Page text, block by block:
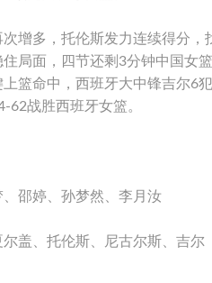
增多，托伦斯发力连续得分
局面，四节还剩3分钟中国女
篮命中，西班牙大中锋吉尔6
62战胜西班牙女篮。
邵婷、孙梦然、李月汝
盖、托伦斯、尼古尔斯、吉尔